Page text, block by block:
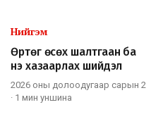
Нийгэм
Өртөг өсөх шалтгаан ба
үнэ хазаарлах шийдэл
2026 оны долоодугаар сарын 2
· 1 мин уншина